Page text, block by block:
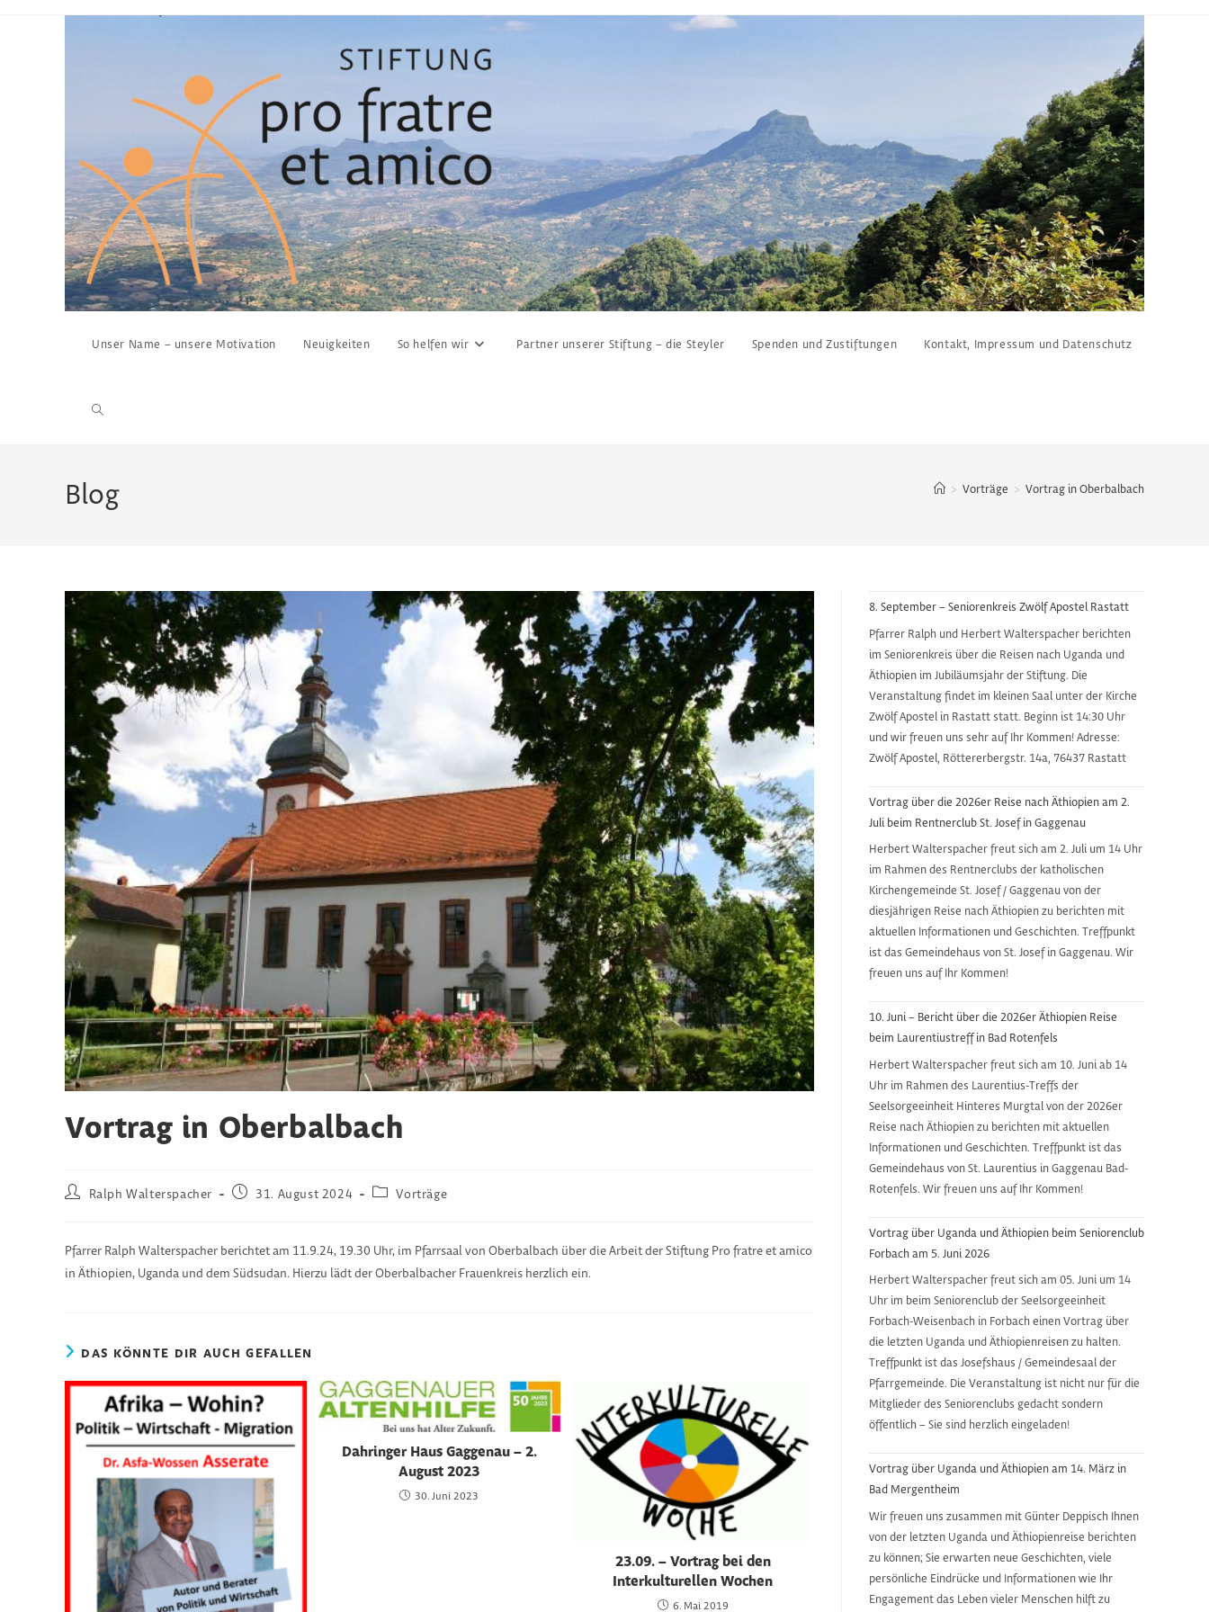
Unser Name – unsere Motivation Neuigkeiten So helfen wir Partner unserer Stiftung – die Steyler Spenden und Zustiftungen Kontakt, Impressum und Datenschutz
Website-
Blog > Vorträge > Vortrag in Oberbalbach
Vortrag in Oberbalbach
Beitrags-
Ralph Walterspacher
Beitrag31. August 2024
Beitrags-
Vorträge
Pfarrer Ralph Walterspacher berichtet am 11.9.24, 19.30 Uhr, im Pfarrsaal von Oberbalbach über die Arbeit der Stiftung Pro fratre et amico
in Äthiopien, Uganda und dem Südsudan. Hierzu lädt der Oberbalbacher Frauenkreis herzlich ein.
DAS KÖNNTE DIR AUCH GEFALLEN
Dahringer Haus Gaggenau – 2.
August 2023
30. Juni 2023
23.09. – Vortrag bei den
Interkulturellen Wochen
6. Mai 2019
8. September – Seniorenkreis Zwölf Apostel Rastatt
Pfarrer Ralph und Herbert Walterspacher berichten
im Seniorenkreis über die Reisen nach Uganda und
Äthiopien im Jubiläumsjahr der Stiftung. Die
Veranstaltung findet im kleinen Saal unter der Kirche
Zwölf Apostel in Rastatt statt. Beginn ist 14:30 Uhr
und wir freuen uns sehr auf Ihr Kommen! Adresse:
Zwölf Apostel, Röttererbergstr. 14a, 76437 Rastatt
Vortrag über die 2026er Reise nach Äthiopien am 2.
Juli beim Rentnerclub St. Josef in Gaggenau
Herbert Walterspacher freut sich am 2. Juli um 14 Uhr
im Rahmen des Rentnerclubs der katholischen
Kirchengemeinde St. Josef / Gaggenau von der
diesjährigen Reise nach Äthiopien zu berichten mit
aktuellen Informationen und Geschichten. Treffpunkt
ist das Gemeindehaus von St. Josef in Gaggenau. Wir
freuen uns auf Ihr Kommen!
10. Juni – Bericht über die 2026er Äthiopien Reise
beim Laurentiustreff in Bad Rotenfels
Herbert Walterspacher freut sich am 10. Juni ab 14
Uhr im Rahmen des Laurentius-Treffs der
Seelsorgeeinheit Hinteres Murgtal von der 2026er
Reise nach Äthiopien zu berichten mit aktuellen
Informationen und Geschichten. Treffpunkt ist das
Gemeindehaus von St. Laurentius in Gaggenau Bad-
Rotenfels. Wir freuen uns auf Ihr Kommen!
Vortrag über Uganda und Äthiopien beim Seniorenclub
Forbach am 5. Juni 2026
Herbert Walterspacher freut sich am 05. Juni um 14
Uhr im beim Seniorenclub der Seelsorgeeinheit
Forbach-Weisenbach in Forbach einen Vortrag über
die letzten Uganda und Äthiopienreisen zu halten.
Treffpunkt ist das Josefshaus / Gemeindesaal der
Pfarrgemeinde. Die Veranstaltung ist nicht nur für die
Mitglieder des Seniorenclubs gedacht sondern
öffentlich – Sie sind herzlich eingeladen!
Vortrag über Uganda und Äthiopien am 14. März in
Bad Mergentheim
Wir freuen uns zusammen mit Günter Deppisch Ihnen
von der letzten Uganda und Äthiopienreise berichten
zu können; Sie erwarten neue Geschichten, viele
persönliche Eindrücke und Informationen wie Ihr
Engagement das Leben vieler Menschen hilft zu